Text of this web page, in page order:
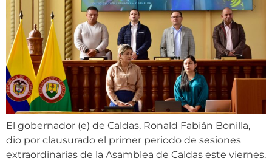
El gobernador (e) de Caldas, Ronald Fabián Bonilla,
dio por clausurado el primer periodo de sesiones
extraordinarias de la Asamblea de Caldas este viernes.